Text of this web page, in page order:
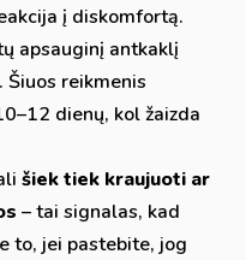
į diskomfortą.
apsauginį antkaklį
Šiuos reikmenis
dienų, kol žaizda
šiek tiek kraujuoti ar
– tai signalas, kad
to, jei pastebite, jog